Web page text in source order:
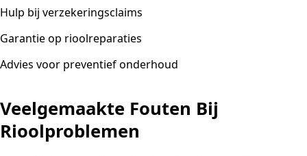
Hulp bij verzekeringsclaims
Garantie op rioolreparaties
Advies voor preventief onderhoud
Veelgemaakte Fouten Bij
Rioolproblemen